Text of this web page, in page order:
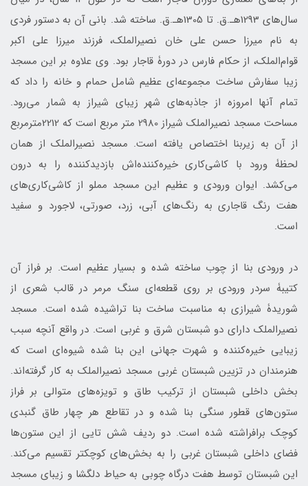
سال‌های 1293هـ.ق. تا 1305هـ.ق. ساخته شد. بانی آن به دستور فردی
به نام میرزا حسن علی خان نصیرالملک، فرزند میرزا علی اکبر
قوام‌الملک، از حکام فارس در دورۀ قاجار بود. وی علاوه بر این مسجد
زیبا سفارش ساخت مجموعه‌ای عظیم شامل حمام و خانه را داد که
تمام آنها امروزه از جاذبه‌های شهر زیبای شیراز به شمار می‌رود.
مساحت مسجد نصیرالملک شیراز 2980 متر مربع است که 2212مترمربع
از آن به زیربنا اختصاص یافته است. مسجد نصیرالملک از همان
لحظۀ ورود با کاشی‌کاری خیره‌کننده‌اش بازدیدکننده را به درون
می‌کشد. ایوان ورودی و عظیم این مسجد مملو از کاشی‌کاری‌های
هفت رنگ قاجاری به رنگ‌های آبی، زرد، صورتی، لاجورد و سفید
است.
در ورودی بنا از چوب ساخته شده و بسیار عظیم است. بر فراز آن
کتیبۀ سردر ورودی بر روی قطعه‌ای سنگ مرمر در قالب شعری از
شوریدۀ شیرازی به مناسبت ساخت بنا تراشیده شده است. مسجد
نصیرالملک دارای دو شبستان شرق و غربی است. در واقع آنچه سبب
زیبایی خیره‌کننده و شهرت جهانی این بنا شده شیوه‌ای است که
هنرمندان در تزیین شبستان غربی مسجد نصیرالملک به کار گرفته‌اند.
بخش داخلی شبستان از ترکیب طاق و تویزه‌های متوالی بر فراز
ستون‌های قطور سنگی بنا شده و در تقاطع هر چهار طاق گنبدی
کوچک برافراشته شده است. دو ردیف شش تایی از این ستون‌ها
فضای داخلی شبستان غربی را به بخش‌های کوچکتر تقسیم می‌کند.
این شبستان توسط هفت درگاه چوبی به حیاط دلگشا و زیبای مسجد